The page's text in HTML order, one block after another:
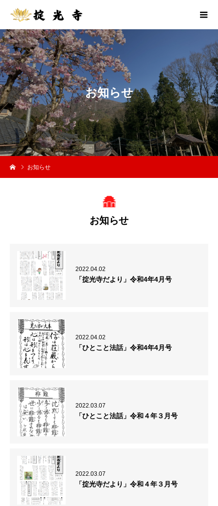
お知らせ
お知らせ
お知らせ
2022.04.02
「掟光寺だより」令和4年4月号
2022.04.02
「ひとこと法話」令和4年4月号
2022.03.07
「ひとこと法話」令和４年３月号
2022.03.07
「掟光寺だより」令和４年３月号